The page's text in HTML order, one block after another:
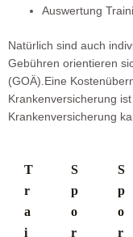
Auswertung
Natürlich sind auch
Gebühren orientieren
(GOÄ).Eine
Krankenversicherung
Krankenversicherung
T
r
a
i
S
p
o
r
S
p
o
r